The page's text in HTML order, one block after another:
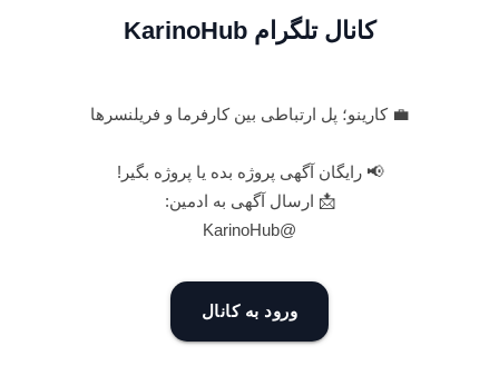
کانال تلگرام KarinoHub
💼 کارینو؛ پل ارتباطی بین کارفرما و فریلنسرها
📢 رایگان آگهی پروژه بده یا پروژه بگیر!
📩 ارسال آگهی به ادمین:
@KarinoHub
ورود به کانال